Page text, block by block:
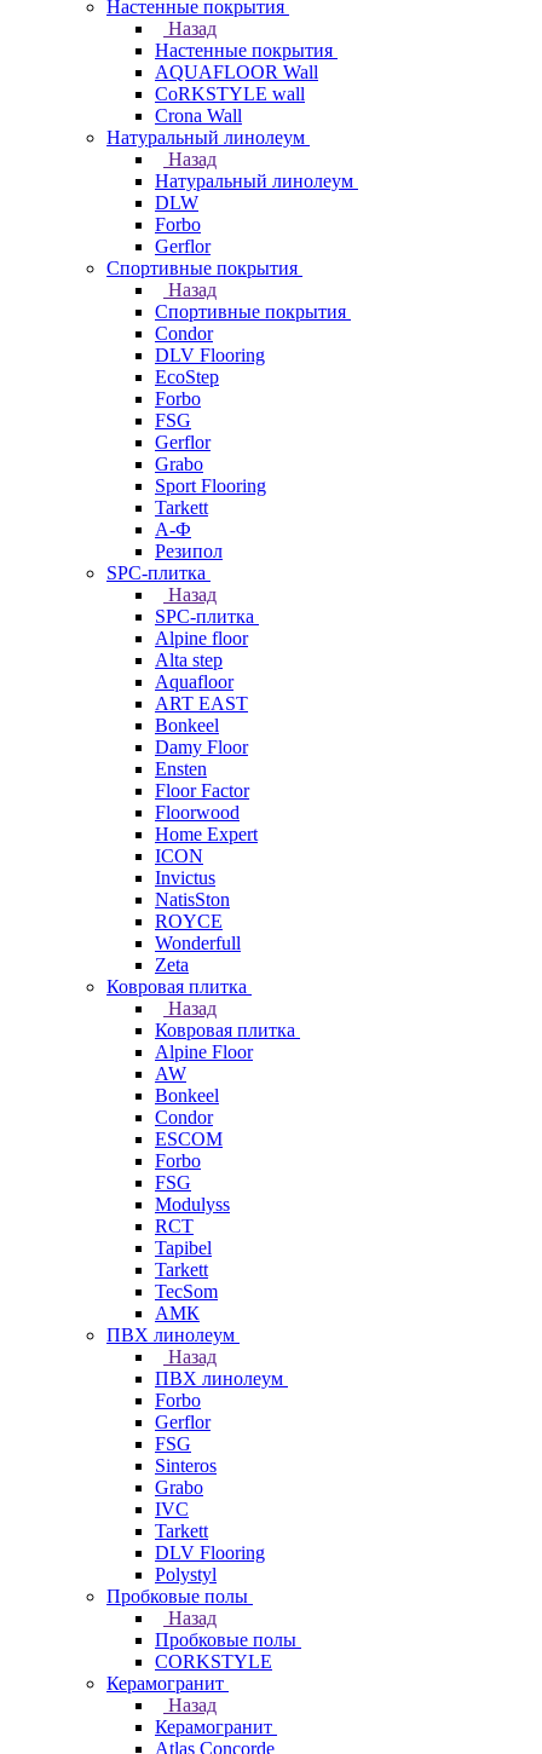
Настенные покрытия
Назад
Настенные покрытия
AQUAFLOOR Wall
CoRKSTYLE wall
Crona Wall
Натуральный линолеум
Назад
Натуральный линолеум
DLW
Forbo
Gerflor
Спортивные покрытия
Назад
Спортивные покрытия
Condor
DLV Flooring
EcoStep
Forbo
FSG
Gerflor
Grabo
Sport Flooring
Tarkett
А-Ф
Резипол
SPC-плитка
Назад
SPC-плитка
Alpine floor
Alta step
Aquafloor
ART EAST
Bonkeel
Damy Floor
Ensten
Floor Factor
Floorwood
Home Expert
ICON
Invictus
NatisSton
ROYCE
Wonderfull
Zeta
Ковровая плитка
Назад
Ковровая плитка
Alpine Floor
AW
Bonkeel
Condor
ESCOM
Forbo
FSG
Modulyss
RCT
Tapibel
Tarkett
TecSom
АМК
ПВХ линолеум
Назад
ПВХ линолеум
Forbo
Gerflor
FSG
Sinteros
Grabo
IVC
Tarkett
DLV Flooring
Polystyl
Пробковые полы
Назад
Пробковые полы
CORKSTYLE
Керамогранит
Назад
Керамогранит
Atlas Concorde